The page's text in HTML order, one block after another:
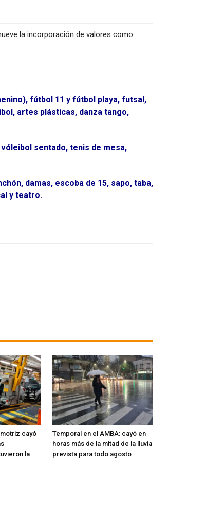
la incorporación de valores como
fútbol 11 y fútbol playa, futsal,
artes plásticas, danza tango,
sentado, tenis de mesa,
damas, escoba de 15, sapo, taba,
y teatro.
cayó
la
Temporal en el AMBA: cayó en
horas más de la mitad de la lluvia
prevista para todo agosto